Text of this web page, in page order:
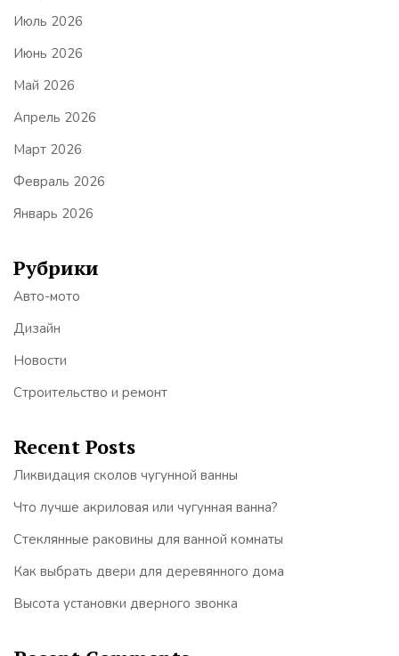
Июль 2026
Июнь 2026
Май 2026
Апрель 2026
Март 2026
Февраль 2026
Январь 2026
Рубрики
Авто-мото
Дизайн
Новости
Строительство и ремонт
Recent Posts
Ликвидация сколов чугунной ванны
Что лучше акриловая или чугунная ванна?
Стеклянные раковины для ванной комнаты
Как выбрать двери для деревянного дома
Высота установки дверного звонка